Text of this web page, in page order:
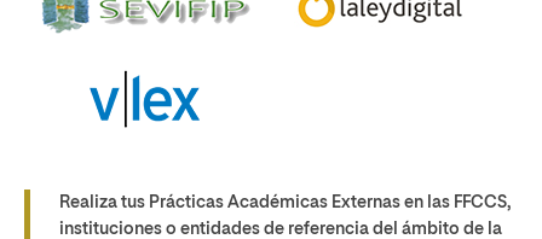
Realiza tus Prácticas Académicas Externas en las FFCCS,
instituciones o entidades de referencia del ámbito de la